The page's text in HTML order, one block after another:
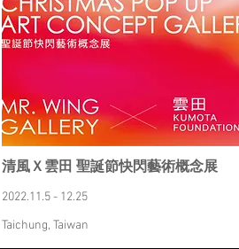
清風Ｘ雲田 聖誕節快閃藝術概念展
2022.11.5 - 12.25
Taichung, Taiwan